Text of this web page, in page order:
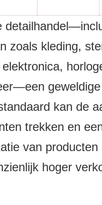
zoals kleding,
geweldige
kan de
trekken en
van
hoger